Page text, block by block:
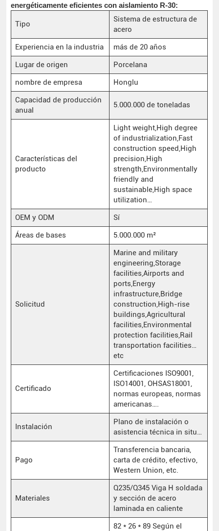
energéticamente eficientes con aislamiento R-30:
Tipo
Sistema de estructura de
acero
Experiencia en la industria
más de 20 años
Lugar de origen
Porcelana
nombre de empresa
Honglu
Capacidad de producción
anual
5.000.000 de toneladas
Características del
producto
Light weight,High degree
of industrialization,Fast
construction speed,High
precision,High
strength,Environmentally
friendly and
sustainable,High space
utilization…
OEM y ODM
Sí
Áreas de bases
5.000.000 m²
Solicitud
Marine and military
engineering,Storage
facilities,Airports and
ports,Energy
infrastructure,Bridge
construction,High-rise
buildings,Agricultural
facilities,Environmental
protection facilities,Rail
transportation facilities…
etc
Certificado
Certificaciones ISO9001,
ISO14001, OHSAS18001,
normas europeas, normas
americanas….
Instalación
Plano de instalación o
asistencia técnica in situ…
Pago
Transferencia bancaria,
carta de crédito, efectivo,
Western Union, etc.
Materiales
Q235/Q345 Viga H soldada
y sección de acero
laminada en caliente
82 * 26 * 89 Según el